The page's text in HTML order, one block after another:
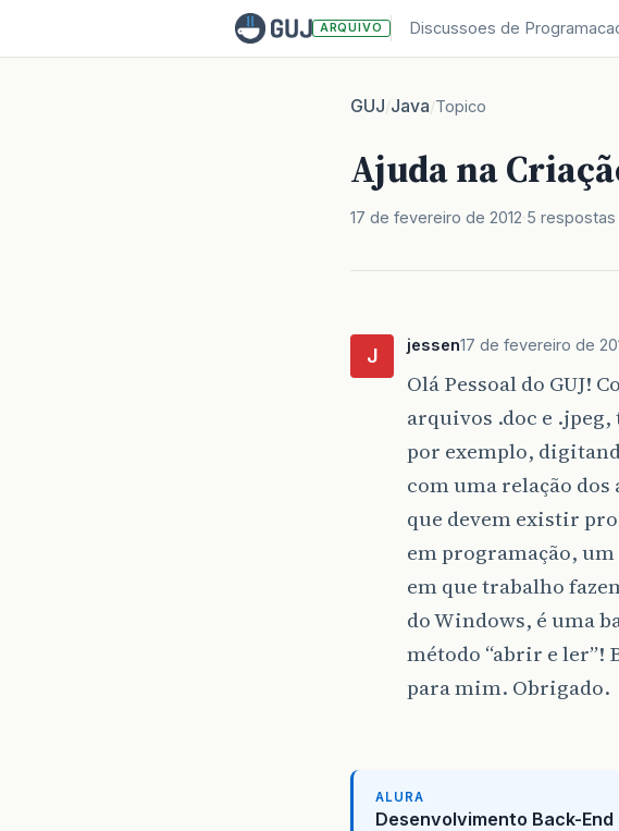
ARQUIVO Discussoes de
GUJ/Java/Topico
Ajuda na
17 de fevereiro de 2012 5 respostas
J jessen17 de fevereiro de
Olá Pessoal do GUJ!
arquivos .doc e
por exemplo,
com uma relação
que devem existir
em programação,
em que trabalho
do Windows, é uma
método “abrir e ler”!
para mim. Obrigado.
ALURA
Desenvolvimento Back-End